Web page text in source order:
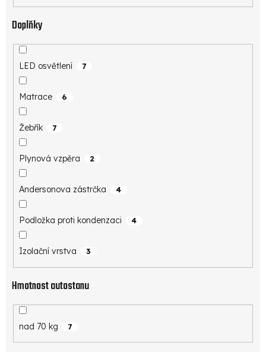
Doplňky
LED osvětlení 7
Matrace 6
Žebřík 7
Plynová vzpěra 2
Andersonova zástrčka 4
Podložka proti kondenzaci 4
Izolační vrstva 3
Hmotnost autostanu
nad 70 kg 7